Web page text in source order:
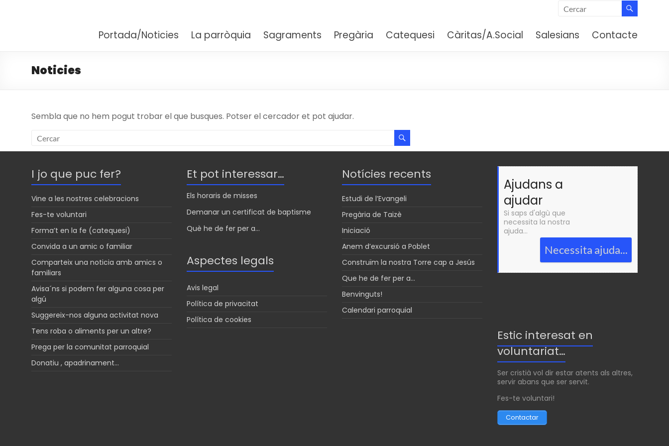
Portada/Noticies La parròquia Sagraments Pregària Catequesi Càritas/A.Social Salesians Contacte
Noticies
Sembla que no hem pogut trobar el que busques. Potser el cercador et pot ajudar.
I jo que puc fer?
Vine a les nostres celebracions
Fes-te voluntari
Forma’t en la fe (catequesi)
Convida a un amic o familiar
Comparteix una noticia amb amics o
familiars
Avisa´ns si podem fer alguna cosa per
algú
Suggereix-nos alguna activitat nova
Tens roba o aliments per un altre?
Prega per la comunitat parroquial
Donatiu , apadrinament…
Et pot interessar…
Els horaris de misses
Demanar un certificat de baptisme
Què he de fer per a...
Aspectes legals
Avis legal
Política de privacitat
Política de cookies
Notícies recents
Estudi de l’Evangeli
Pregària de Taizè
Iniciació
Anem d’excursió a Poblet
Construïm la nostra Torre cap a Jesús
Que he de fer per a…
Benvinguts!
Calendari parroquial
Ajudans a
ajudar
Si saps d'algù que
necessita la nostra
ajuda...
Necessita ajuda...
Estic interesat en
voluntariat…
Ser cristià vol dir estar atents als altres,
servir abans que ser servit.
Fes-te voluntari!
Contactar